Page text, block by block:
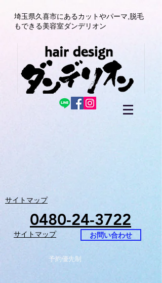
埼玉県久喜市にあるカットやパーマ, 脱毛
もできる美容室ダンデリオン
サイトマップ
0480-24-3722
サイトマップ お問い合わせ
予約優先制